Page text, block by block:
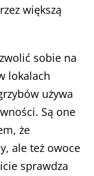
większą
sobie na
lokalach
używa
Są one
że
ale też owoce
sprawdza